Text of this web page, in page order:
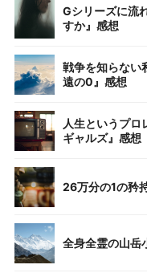
Gシリーズに流
すか』感想
戦争を知らない
遠の0』感想
人生というプロ
ギャルズ』感想
26万分の1の矜
全身全霊の山岳